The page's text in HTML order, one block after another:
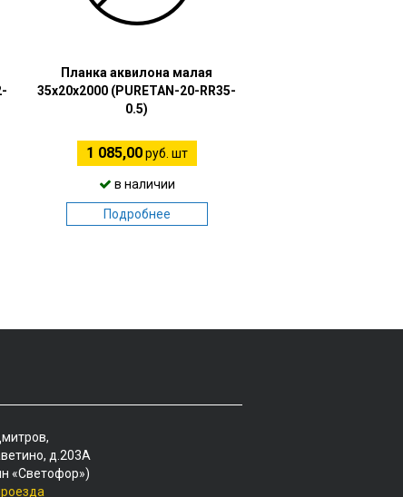
Планка аквилона малая
35х20х2000 (PURETAN-20-RR35-
0.5)
1 085,00руб. шт
в наличии
Подробнее
д.203А
«Светофор»)